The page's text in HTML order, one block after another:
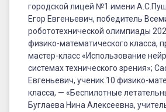
городской лицей №1 имени
Егор Евгеньевич, победитель
робототехнической олимпиады
физико-математического класса,
мастер-класс «Использование
системах технического зрения»;
Евгеньевич, ученик 10 физико-
класса, — «Беспилотные
Буглаева Нина Алексеевна,